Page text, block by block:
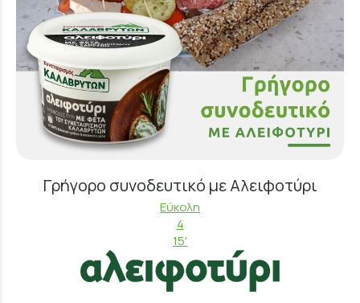
Γρήγορο συνοδευτικό με Αλειφοτύρι
Εύκολη
4
15'